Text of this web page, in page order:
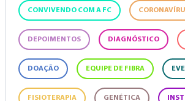
CONVIVENDO COM A FC
DEPOIMENTOS DIAGNÓSTICO
DOAÇÃO EQUIPE DE FIBRA
FISIOTERAPIA GENÉTICA